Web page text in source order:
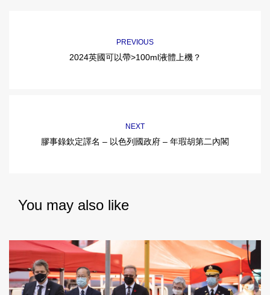
PREVIOUS
2024英國可以帶>100ml液體上機？
NEXT
膠事錄欽定譯名 – 以色列國政府 – 年瑕胡第二內閣
You may also like